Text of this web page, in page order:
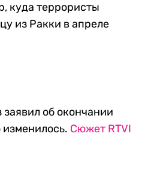
куда террористы
из Ракки в апреле
об окончании
Сюжет RTVI